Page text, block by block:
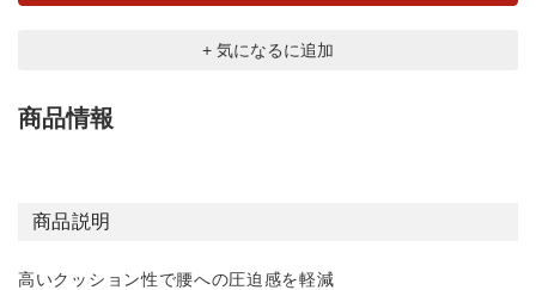
+ 気になるに追加
商品情報
商品説明
高いクッション性で腰への圧迫感を軽減